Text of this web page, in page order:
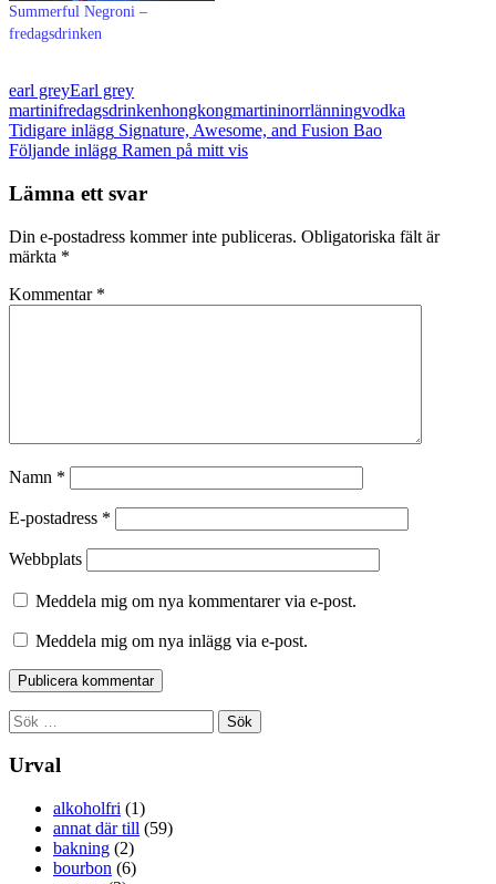
Summerful Negroni –
fredagsdrinken
earl greyEarl grey
martinifredagsdrinkenhongkongmartininorrlänningvodka
Inläggsnavigering
Tidigare inlägg Signature, Awesome, and Fusion Bao
Följande inlägg Ramen på mitt vis
Lämna ett svar
Din e-postadress kommer inte publiceras. Obligatoriska fält är
märkta *
Kommentar *
Namn *
E-postadress *
Webbplats
Meddela mig om nya kommentarer via e-post.
Meddela mig om nya inlägg via e-post.
Sök
efter:
Urval
alkoholfri (1)
annat där till (59)
bakning (2)
bourbon (6)